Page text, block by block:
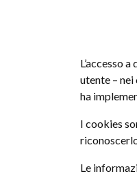
L’accesso
utente –
ha
I cookies
Le